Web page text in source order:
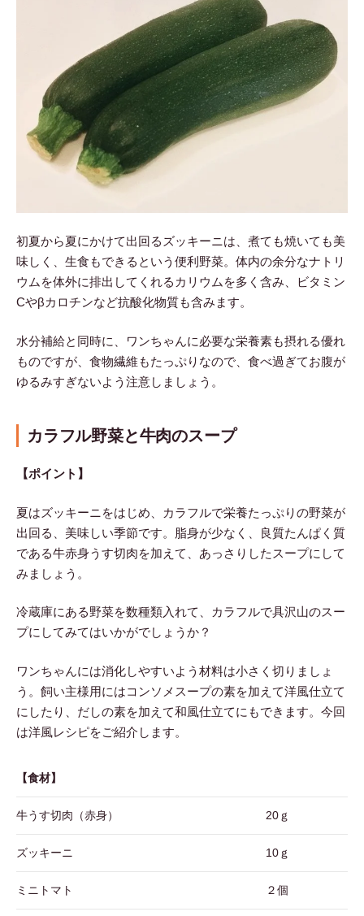
初夏から夏にかけて出回るズッキーニは、煮ても焼いても美
味しく、生食もできるという便利野菜。体内の余分なナトリ
ウムを体外に排出してくれるカリウムを多く含み、ビタミン
Cやβカロチンなど抗酸化物質も含みます。
水分補給と同時に、ワンちゃんに必要な栄養素も摂れる優れ
ものですが、食物繊維もたっぷりなので、食べ過ぎてお腹が
ゆるみすぎないよう注意しましょう。
カラフル野菜と牛肉のスープ
【ポイント】
夏はズッキーニをはじめ、カラフルで栄養たっぷりの野菜が
出回る、美味しい季節です。脂身が少なく、良質たんぱく質
である牛赤身うす切肉を加えて、あっさりしたスープにして
みましょう。
冷蔵庫にある野菜を数種類入れて、カラフルで具沢山のスー
プにしてみてはいかがでしょうか？
ワンちゃんには消化しやすいよう材料は小さく切りましょ
う。飼い主様用にはコンソメスープの素を加えて洋風仕立て
にしたり、だしの素を加えて和風仕立てにもできます。今回
は洋風レシピをご紹介します。
【食材】
牛うす切肉（赤身） 20ｇ
ズッキーニ 10ｇ
ミニトマト ２個